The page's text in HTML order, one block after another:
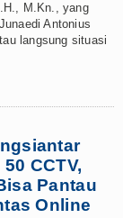
M.Kn., yang
Antonius
langsung situasi
CCTV,
Pantau
Online